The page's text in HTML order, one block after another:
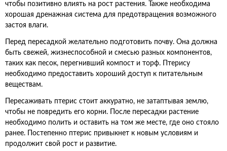
чтобы позитивно влиять на рост растения. Также необходима
хорошая дренажная система для предотвращения возможного
застоя влаги.
Перед пересадкой желательно подготовить почву. Она должна
быть свежей, жизнеспособной и смесью разных компонентов,
таких как песок, перегнивший компост и торф. Птерису
необходимо предоставить хороший доступ к питательным
веществам.
Пересаживать птерис стоит аккуратно, не затаптывая землю,
чтобы не повредить его корни. После пересадки растение
необходимо полить и оставить на том же месте, где оно стояло
ранее. Постепенно птерис привыкнет к новым условиям и
продолжит свой рост и развитие.